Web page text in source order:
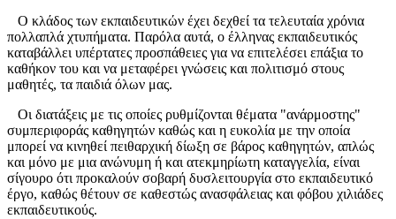
Ο κλάδος των εκπαιδευτικών έχει δεχθεί τα τελευταία χρόνια
πολλαπλά χτυπήματα. Παρόλα αυτά, ο έλληνας εκπαιδευτικός
καταβάλλει υπέρτατες προσπάθειες για να επιτελέσει επάξια το
καθήκον του και να μεταφέρει γνώσεις και πολιτισμό στους
μαθητές, τα παιδιά όλων μας.
Οι διατάξεις με τις οποίες ρυθμίζονται θέματα "ανάρμοστης"
συμπεριφοράς καθηγητών καθώς και η ευκολία με την οποία
μπορεί να κινηθεί πειθαρχική δίωξη σε βάρος καθηγητών, απλώς
και μόνο με μια ανώνυμη ή και ατεκμηρίωτη καταγγελία, είναι
σίγουρο ότι προκαλούν σοβαρή δυσλειτουργία στο εκπαιδευτικό
έργο, καθώς θέτουν σε καθεστώς ανασφάλειας και φόβου χιλιάδες
εκπαιδευτικούς.